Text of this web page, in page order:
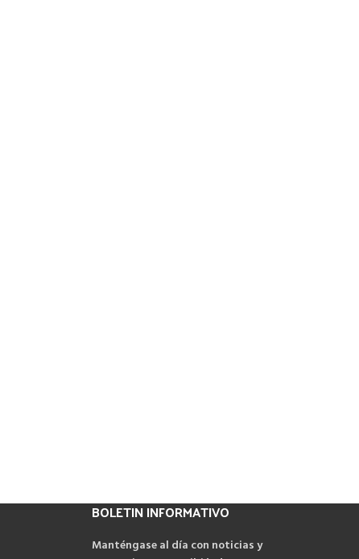
BOLETIN INFORMATIVO
Manténgase al día con noticias y